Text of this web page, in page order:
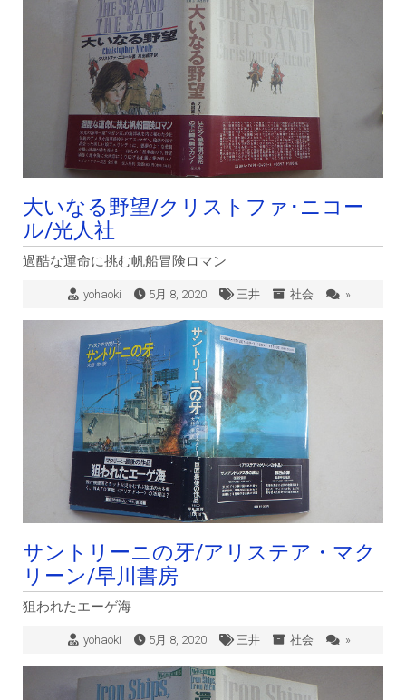
大いなる野望/クリストファ･ニコー
ル/光人社
過酷な運命に挑む帆船冒険ロマン
yohaoki 5月 8, 2020 三井 社会 »
サントリーニの牙/アリステア・マク
リーン/早川書房
狙われたエーゲ海
yohaoki 5月 8, 2020 三井 社会 »